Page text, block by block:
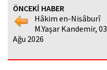
ÖNCEKİ HABER
Hâkim en-Nisâburî
M.Yaşar Kandemir, 03
Ağu 2026